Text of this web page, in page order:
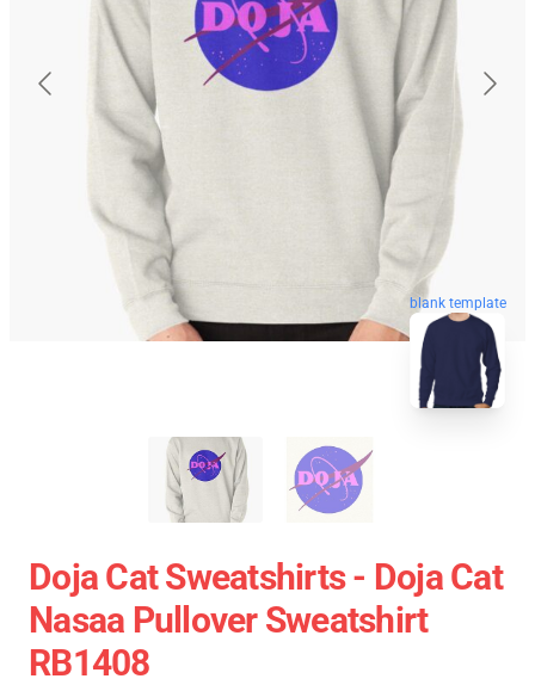
blank template
Doja Cat Sweatshirts - Doja Cat
Nasaa Pullover Sweatshirt
RB1408